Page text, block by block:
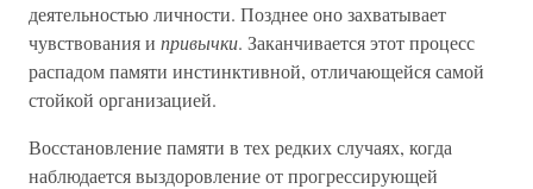
деятельностью личности. Позднее оно захватывает
чувствования и привычки. Заканчивается этот процесс
распадом памяти инстинктивной, отличающейся самой
стойкой организацией.
Восстановление памяти в тех редких случаях, когда
наблюдается выздоровление от прогрессирующей